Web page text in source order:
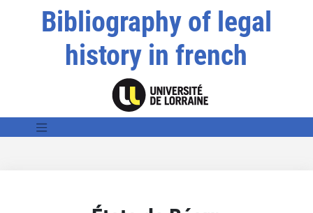
Bibliography of legal
history in french